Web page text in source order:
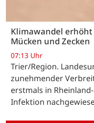
Klimawandel
Mücken und Zecken
07:13 Uhr
Trier/Region.
zunehmender
erstmals in
Infektion